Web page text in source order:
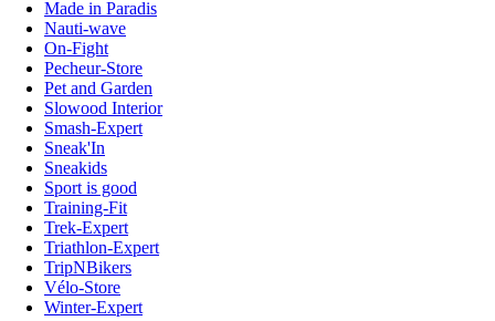
Made in Paradis
Nauti-wave
On-Fight
Pecheur-Store
Pet and Garden
Slowood Interior
Smash-Expert
Sneak'In
Sneakids
Sport is good
Training-Fit
Trek-Expert
Triathlon-Expert
TripNBikers
Vélo-Store
Winter-Expert